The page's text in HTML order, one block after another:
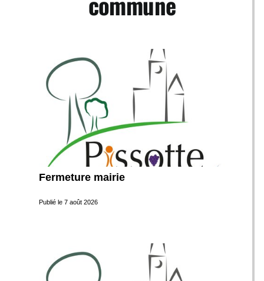
Fermeture mairie
Publié le 7 août 2026